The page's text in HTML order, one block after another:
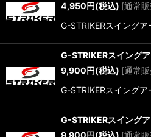
4,950 円(税込) [通常
G-STRIKERスイング
G-STRIKERスイング
9,900 円(税込) [通常
G-STRIKERスイング
G-STRIKERスイング